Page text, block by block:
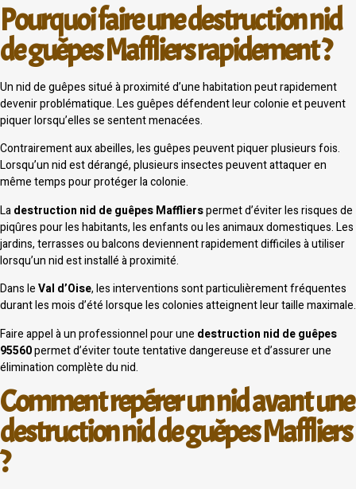
Pourquoi faire une destruction nid
de guêpes Maffliers rapidement ?
Un nid de guêpes situé à proximité d’une habitation peut rapidement
devenir problématique. Les guêpes défendent leur colonie et peuvent
piquer lorsqu’elles se sentent menacées.
Contrairement aux abeilles, les guêpes peuvent piquer plusieurs fois.
Lorsqu’un nid est dérangé, plusieurs insectes peuvent attaquer en
même temps pour protéger la colonie.
Ladestruction nid de guêpes Mafflierspermet d’éviter les risques de
piqûres pour les habitants, les enfants ou les animaux domestiques. Les
jardins, terrasses ou balcons deviennent rapidement difficiles à utiliser
lorsqu’un nid est installé à proximité.
Dans leVal d’Oise, les interventions sont particulièrement fréquentes
durant les mois d’été lorsque les colonies atteignent leur taille maximale.
Faire appel à un professionnel pour une destruction nid de guêpes
95560permet d’éviter toute tentative dangereuse et d’assurer une
élimination complète du nid.
Comment repérer un nid avant une
destruction nid de guêpes Maffliers
?